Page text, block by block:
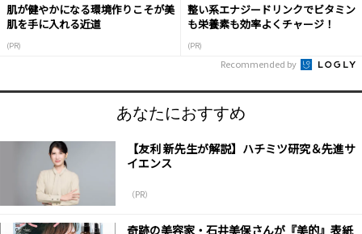
肌が健やかになる環境作りこそが美
肌を手に入れる近道
(PR)
整い系エナジードリンクでビタミン
も栄養素も効率よくチャージ！
(PR)
Recommended by
あなたにおすすめ
【友利 新先生が解説】ハチミツ研究＆先進サ
イエンス
（PR）
奇跡の美容家・石井美保さんが『美的』表紙